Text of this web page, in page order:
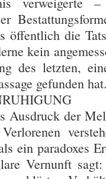
öffentlich die
kein
des letzten,
gefunden
Ausdruck der
ein paradoxes
Vernunft